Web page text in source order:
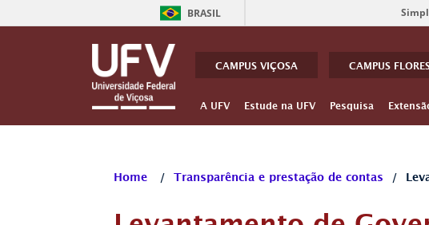
BRASIL
CAMPUS VIÇOSA CAMPUS
A UFV Estude na UFV Pesquisa
Home / Transparência e prestação de contas /